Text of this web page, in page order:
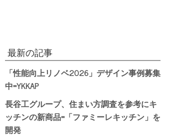
最新の記事
「性能向上リノベ2026」デザイン事例募集
中=YKKAP
長谷工グループ、住まい方調査を参考にキ
ッチンの新商品=「ファミーレキッチン」を
開発